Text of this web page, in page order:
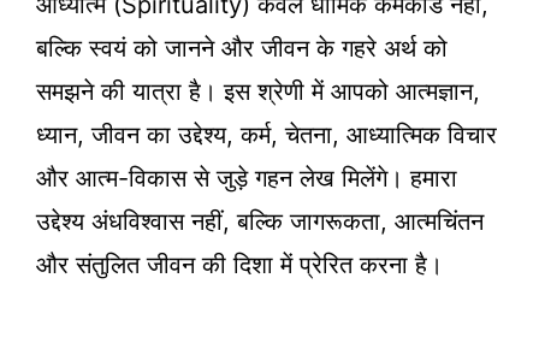
बल्कि स्वयं को जानने और जीवन के गहरे अर्थ को
समझने की यात्रा है। इस श्रेणी में आपको आत्मज्ञान,
ध्यान, जीवन का उद्देश्य, कर्म, चेतना, आध्यात्मिक विचार
और आत्म-विकास से जुड़े गहन लेख मिलेंगे। हमारा
उद्देश्य अंधविश्वास नहीं, बल्कि जागरूकता, आत्मचिंतन
और संतुलित जीवन की दिशा में प्रेरित करना है।